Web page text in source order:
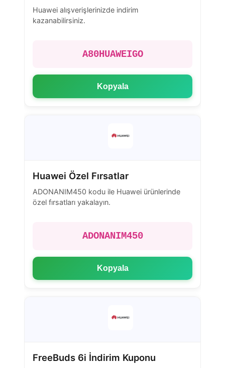
Huawei alışverişlerinizde indirim
kazanabilirsiniz.
A80HUAWEIGO
Kopyala
Huawei Özel Fırsatlar
ADONANIM450 kodu ile Huawei ürünlerinde
özel fırsatları yakalayın.
ADONANIM450
Kopyala
FreeBuds 6i İndirim Kuponu